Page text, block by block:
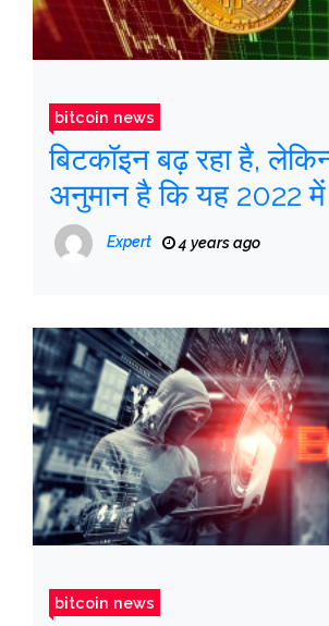
bitcoin news
बिटकॉइन बढ़ रहा है,
अनुमान है कि यह 2022
निचले स्तर पर जाएगा
Expert 4 years ago
bitcoin news